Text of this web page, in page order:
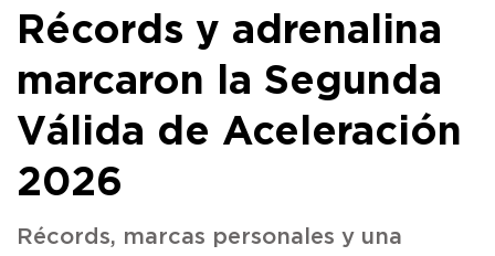
Récords y adrenalina
marcaron la Segunda
Válida de Aceleración
2026
Récords, marcas personales y una